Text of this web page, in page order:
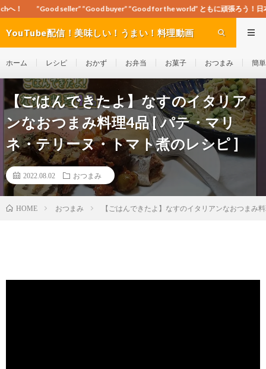
”Good buyer” ”Good for the world” ともに頑張ろう！日本！世界！
YouTube配信！美味しい！うまい！料理動画
ホーム レシピ おかず お弁当 お菓子 おつまみ 簡
【ごはんできたよ】なすのイタリア
ンなおつまみ料理4品 [ パテ・マリ
ネ・テリーヌ・トマト煮のレシピ ]
2022.08.02 おつまみ
HOME おつまみ 【ごはんできたよ】なすのイタリアンなおつまみ